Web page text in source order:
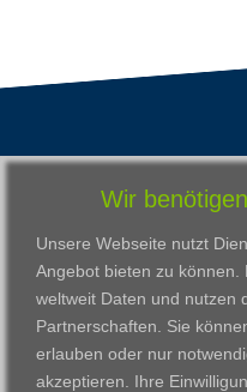
VWAK
Karriere
Kontakt
Download
Impressum
Datenschutzerklärung
Kassel
Wir
Unsere Webseite nutzt
Angebot bieten zu können.
weltweit Daten und nutzen
Partnerschaften. Sie
erlauben oder nur
akzeptieren. Ihre